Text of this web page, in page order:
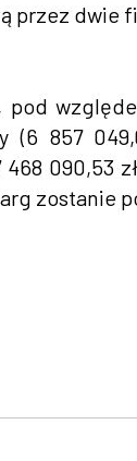
przez dwie
pod
(6 857
090,53
zostanie